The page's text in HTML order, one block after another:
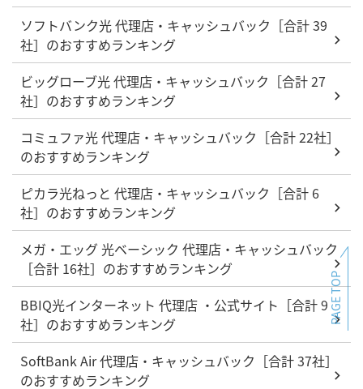
ソフトバンク光 代理店・キャッシュバック［合計 39
社］のおすすめランキング
ビッグローブ光 代理店・キャッシュバック［合計 27
社］のおすすめランキング
コミュファ光 代理店・キャッシュバック［合計 22社］
のおすすめランキング
ピカラ光ねっと 代理店・キャッシュバック［合計 6
社］のおすすめランキング
メガ・エッグ 光ベーシック 代理店・キャッシュバック
［合計 16社］のおすすめランキング
BBIQ光インターネット 代理店 ・公式サイト［合計 9
社］のおすすめランキング
SoftBank Air 代理店・キャッシュバック［合計 37社］
のおすすめランキング
PAGE TOP